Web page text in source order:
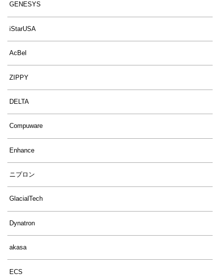
GENESYS
iStarUSA
AcBel
ZIPPY
DELTA
Compuware
Enhance
ニプロン
GlacialTech
Dynatron
akasa
ECS